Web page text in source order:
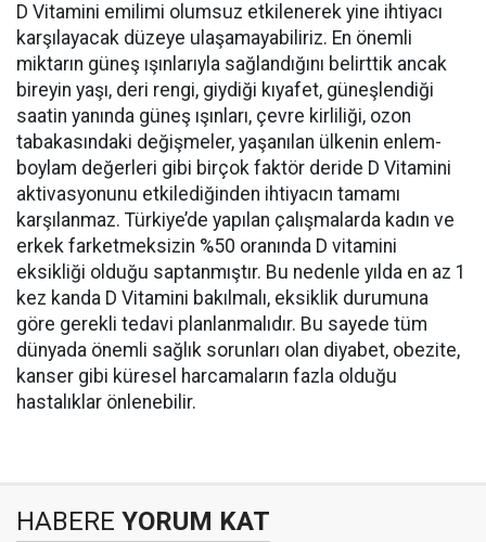
D Vitamini emilimi olumsuz etkilenerek yine ihtiyacı
karşılayacak düzeye ulaşamayabiliriz. En önemli
miktarın güneş ışınlarıyla sağlandığını belirttik ancak
bireyin yaşı, deri rengi, giydiği kıyafet, güneşlendiği
saatin yanında güneş ışınları, çevre kirliliği, ozon
tabakasındaki değişmeler, yaşanılan ülkenin enlem-
boylam değerleri gibi birçok faktör deride D Vitamini
aktivasyonunu etkilediğinden ihtiyacın tamamı
karşılanmaz. Türkiye’de yapılan çalışmalarda kadın ve
erkek farketmeksizin %50 oranında D vitamini
eksikliği olduğu saptanmıştır. Bu nedenle yılda en az 1
kez kanda D Vitamini bakılmalı, eksiklik durumuna
göre gerekli tedavi planlanmalıdır. Bu sayede tüm
dünyada önemli sağlık sorunları olan diyabet, obezite,
kanser gibi küresel harcamaların fazla olduğu
hastalıklar önlenebilir.
HABERE YORUM KAT